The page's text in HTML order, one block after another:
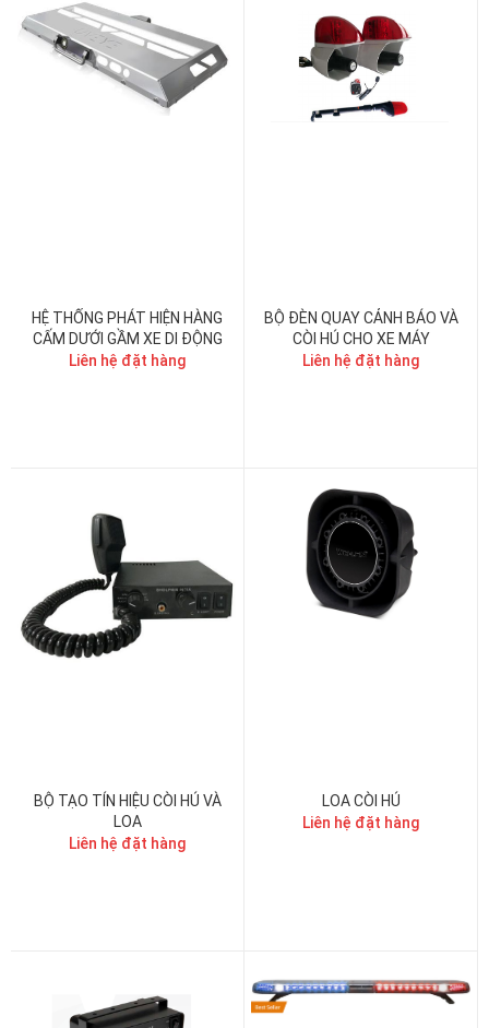
HỆ THỐNG PHÁT HIỆN HÀNG
CẤM DƯỚI GẦM XE DI ĐỘNG
Liên hệ đặt hàng
BỘ ĐÈN QUAY CẢNH BÁO VÀ
CÒI HÚ CHO XE MÁY
Liên hệ đặt hàng
BỘ TẠO TÍN HIỆU CÒI HÚ VÀ
LOA
Liên hệ đặt hàng
LOA CÒI HÚ
Liên hệ đặt hàng